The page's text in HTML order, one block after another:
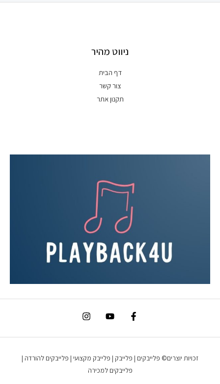
ניווט מהיר
דף הבית
צור קשר
תקנון אתר
זכויות יוצרים© פלייבקים | פלייבק | פלייבק מקצועי | פלייבקים להורדה |
פלייבקים למכירה